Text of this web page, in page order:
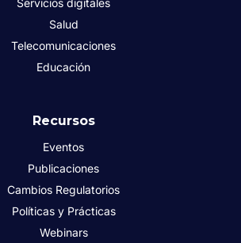
Servicios digitales
Salud
Telecomunicaciones
Educación
Recursos
Eventos
Publicaciones
Cambios Regulatorios
Políticas y Prácticas
Webinars